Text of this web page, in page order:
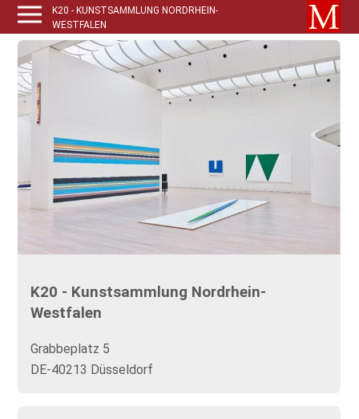
K20 - KUNSTSAMMLUNG NORDRHEIN-
WESTFALEN
K20 - Kunstsammlung Nordrhein-
Westfalen
Grabbeplatz 5
DE-40213 Düsseldorf